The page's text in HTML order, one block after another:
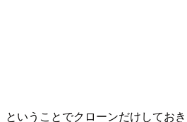
ということでクローンだけしておき